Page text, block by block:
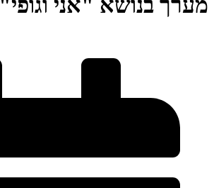
מערך בנושא "אני וגופי"